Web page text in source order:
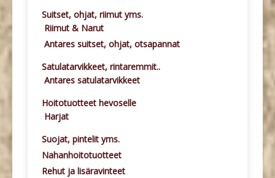
Suitset, ohjat, riimut yms.
Riimut & Narut
Antares suitset, ohjat, otsapannat
Satulatarvikkeet, rintaremmit..
Antares satulatarvikkeet
Hoitotuotteet hevoselle
Harjat
Suojat, pintelit yms.
Nahanhoitotuotteet
Rehut ja lisäravinteet